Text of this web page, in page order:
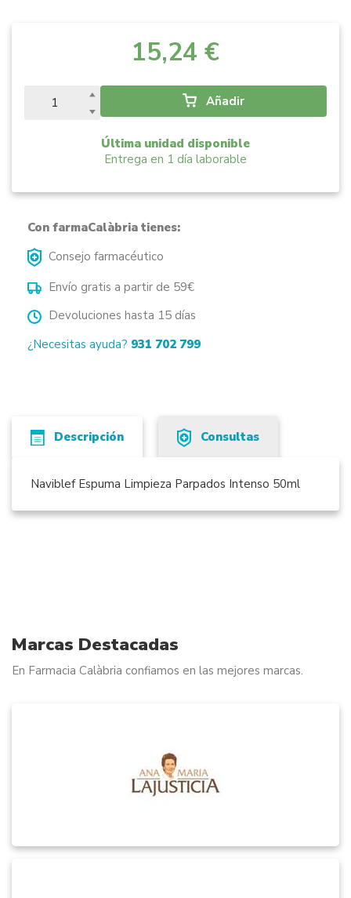
15,24 €
Añadir
Última unidad disponible
Entrega en 1 día laborable
Con farmaCalàbria tienes:
Consejo farmacéutico
Envío gratis a partir de 59€
Devoluciones hasta 15 días
¿Necesitas ayuda? 931 702 799
Descripción Consultas
Naviblef Espuma Limpieza Parpados Intenso 50ml
Marcas Destacadas
En Farmacia Calàbria confiamos en las mejores marcas.